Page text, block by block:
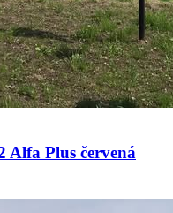
Alfa Plus červená